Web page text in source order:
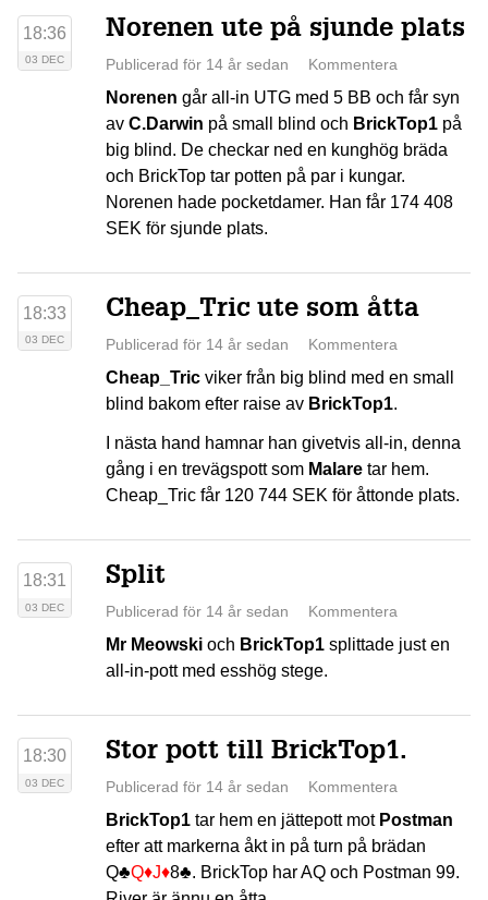
18:36
03 DEC
Norenen ute på sjunde plats
Publicerad för 14 år sedan Kommentera
Norenen går all-in UTG med 5 BB och får syn
av C.Darwin på small blind och BrickTop1 på
big blind. De checkar ned en kunghög bräda
och BrickTop tar potten på par i kungar.
Norenen hade pocketdamer. Han får 174 408
SEK för sjunde plats.
18:33
03 DEC
Cheap_Tric ute som åtta
Publicerad för 14 år sedan Kommentera
Cheap_Tricviker från big blind med en small
blind bakom efter raise av BrickTop1.
I nästa hand hamnar han givetvis all-in, denna
gång i en trevägspott som Malare tar hem.
Cheap_Tric får 120 744 SEK för åttonde plats.
18:31
03 DEC
Split
Publicerad för 14 år sedan Kommentera
Mr Meowski och BrickTop1 splittade just en
all-in-pott med esshög stege.
18:30
03 DEC
Stor pott till BrickTop1.
Publicerad för 14 år sedan Kommentera
BrickTop1 tar hem en jättepott mot Postman
efter att markerna åkt in på turn på brädan
Q♣Q♦J♦8♣. BrickTop har AQ och Postman 99.